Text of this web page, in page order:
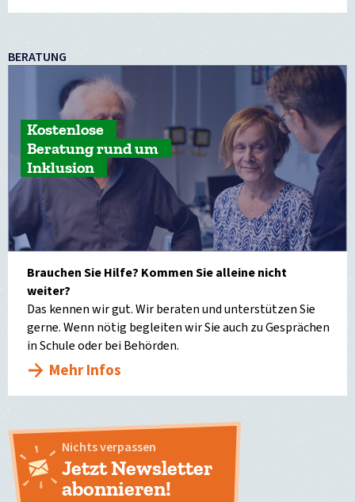
BERATUNG
Kostenlose
Beratung rund um
Inklusion
Brauchen Sie Hilfe? Kommen Sie alleine nicht
weiter?
Das kennen wir gut. Wir beraten und unterstützen Sie
gerne. Wenn nötig begleiten wir Sie auch zu Gesprächen
in Schule oder bei Behörden.
Mehr Infos
Nichts verpassen
Jetzt Newsletter
abonnieren!